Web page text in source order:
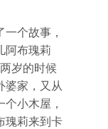
个故事，
阿布瑰莉
岁的时候
婆家，又从
小木屋，
瑰莉来到卡